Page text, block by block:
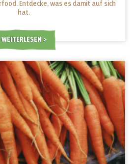
Entdecke, was es damit auf sich
hat.
WEITERLESEN